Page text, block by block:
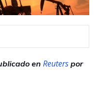
en Reuters por